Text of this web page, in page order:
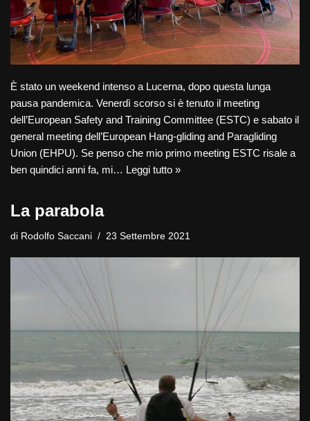
È stato un weekend intenso a Lucerna, dopo questa lunga
pausa pandemica. Venerdì scorso si è tenuto il meeting
dell’European Safety and Training Committee (ESTC) e sabato il
general meeting dell’European Hang-gliding and Paragliding
Union (EHPU). Se penso che mio primo meeting ESTC risale a
ben quindici anni fa, mi… Leggi tutto »
La parabola
di Rodolfo Saccani 23 Settembre 2021